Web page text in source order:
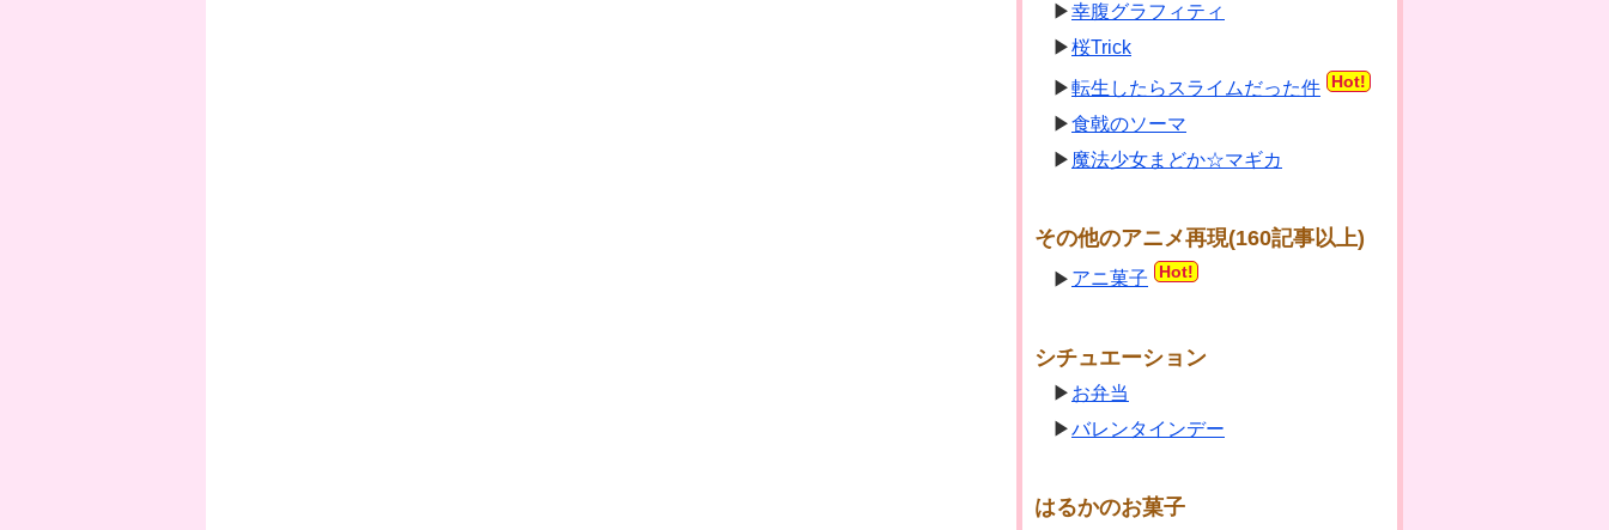
幸腹グラフィティ
桜Trick
転生したらスライムだった件 Hot!
食戟のソーマ
魔法少女まどか☆マギカ
その他のアニメ再現(160記事以上)
アニ菓子 Hot!
シチュエーション
お弁当
バレンタインデー
はるかのお菓子